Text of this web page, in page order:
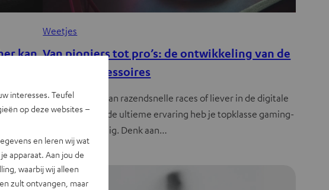
kan
bron van
wordt
Weetjes
Van pioniers tot pro’s: de ontwikkeling van de
gaming-accessoires
Of je nu houdt van razendsnelle races of liever in de digitale
ring staat, voor de ultieme ervaring heb je topklasse gaming-
accessoires nodig. Denk aan…
interesses. Teufel
op deze websites –
en leren wij wat
apparaat. Aan jou de
waarbij wij alleen
zult ontvangen, maar